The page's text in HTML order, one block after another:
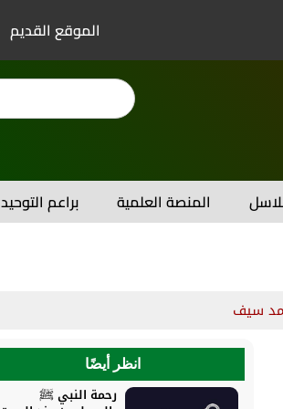
الموقع القديم
المنصة العلمية براعم التوحيد
سيف
انظر أيضًا
رحمة النبي ﷺ